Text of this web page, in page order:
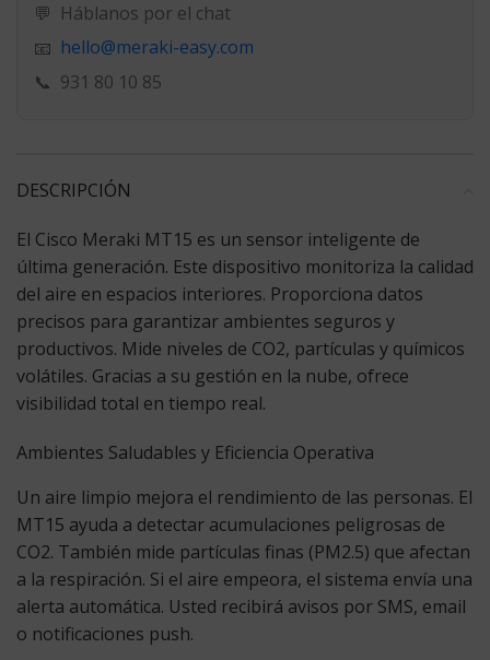
💬 Háblanos por el chat
📧 hello@meraki-easy.com
📞 931 80 10 85
DESCRIPCIÓN
El Cisco Meraki MT15 es un sensor inteligente de
última generación. Este dispositivo monitoriza la calidad
del aire en espacios interiores. Proporciona datos
precisos para garantizar ambientes seguros y
productivos. Mide niveles de CO2, partículas y químicos
volátiles. Gracias a su gestión en la nube, ofrece
visibilidad total en tiempo real.
Ambientes Saludables y Eficiencia Operativa
Un aire limpio mejora el rendimiento de las personas. El
MT15 ayuda a detectar acumulaciones peligrosas de
CO2. También mide partículas finas (PM2.5) que afectan
a la respiración. Si el aire empeora, el sistema envía una
alerta automática. Usted recibirá avisos por SMS, email
o notificaciones push.